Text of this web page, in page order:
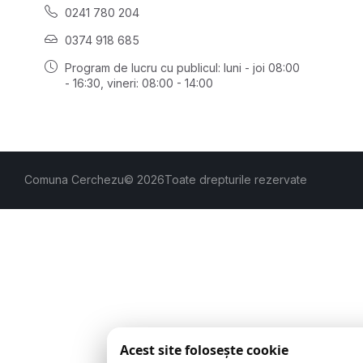
0241 780 204
0374 918 685
Program de lucru cu publicul: luni - joi 08:00
- 16:30 , vineri: 08:00 - 14:00
Comuna Cerchezu© 2026Toate drepturile rezervate
Acest site folosește cookie